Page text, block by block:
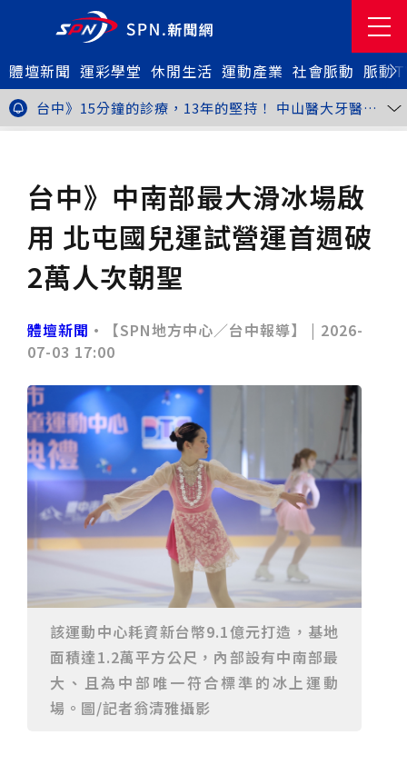
體壇新聞 運彩學堂 休閒生活 運動產業 社會脈動 脈動
金牌搖籃驚傳「球荒」！江啟臣偕運彩公會挺萬和國
中，捐贈 1800 顆羽球助小將 4 月全中運奪金
世足》阿根廷足球巨星梅西父親兼經紀人豪爾赫去世 享
壽68歲
台中》15分鐘的診療，13年的堅持！ 中山醫大牙醫系
跨海義診13年
新北》八里左岸光雕藝術展8月1日登場 七大主題展區
中館登場
台北》北市25名學子赴美加交換！學長姐傳授「跨出舒
適圈」祕笈
台中》食安風暴擴大 中彰投苗縣市長參選人提「食安聯
防治理平台」等3主張
台中》中山醫大攜手新創登陸亞洲生技展 發表「微奈米
眼用鏡片」等13項臨床研發技術
高雄》啟用近30年迎來外觀與結構重塑 高雄旗津輪渡
站改造完工啟用
縮短藥效等待期！中山附醫引進速效抗憂鬱鼻噴劑 24
小時內見效、助重症患者重返社會
台北》首創水資源循環教育園區 民生水資再生廠環教館
藝術治療走出多年陰霾
台中》強颱巴威逼近 中市勞工局籲落實防颱整備
台中》中捷聯名VTuber活動告捷 首5日運量增24%周
中部首間雅樂軒酒店
THE世界大學影響力排名公佈 中山醫大SDG3獲全球第
23名、全台醫學大學第3名
桃園市籌備115年全民運動會 體育局：預計9月前完成
重要前置作業
2026年金星最佳觀賞期將至 週五日落後仰角達全年最
高
台中》中山醫大響應「30+大學計畫」 推出餐飲經營與
高齡照護學分專班
三星伴月聯手金星近鬼宿星團 端午連假西方低空上演天
文秀
台中》端午節前勞累驚覺單側無力 攤商「亞急性腦出
血」醫籲三徵兆速就醫
台中》跨越萬里深耕20年 中山附醫協助吐瓦魯建置首
套急診檢傷系統
世足》姆巴佩梅開二度破隊史紀錄 法國3比1擊敗塞內
加爾奪世界盃開門紅
搶攻端午連假人潮 臺北天文館推銀河特展與免費劇場搶
台中》萬豐國小奪少棒全國冠軍 赴美參賽盼各界正視
500萬經費缺口
蕭美琴視察帛琉Malakal島開發計畫 盼深化台帛水產與
醫療合作
婦人眼角冒水皰確診帶狀皰疹 臺中醫院跨科即時診治化
解失明與腦炎危機
參山處「梨山原民歌舞與工藝體驗」6月登場 結合永續
觀光推深度部落旅遊
台中》中央挹注逾8成！蔡其昌爭取4980萬 翻新清水五
權路道路與人行步道
智慧科技解救護士的腿！中山醫大與仁寶攜手「送藥機
器人」月省醫護120公里步程
台北》污水廠變身都市綠洲！內湖運動公園全新戲水區
盛大開放 智慧預約環教體驗
嘉義》搶攻端午親子商機！嘉義縣推「沉浸式角色扮
演」 邀學童化身小海盜、建築職人全台放電
阿里山精品咖啡香 成為端午與暑假深度旅遊新亮點
台中》中南部最大滑冰場啟
用 北屯國兒運試營運首週破
2萬人次朝聖
體壇新聞 •【SPN地方中心／台中報導】 | 2026-
07-03 17:00
該運動中心耗資新台幣9.1億元打造，基地
面積達1.2萬平方公尺，內部設有中南部最
大、且為中部唯一符合標準的冰上運動
場。圖/記者翁清雅攝影